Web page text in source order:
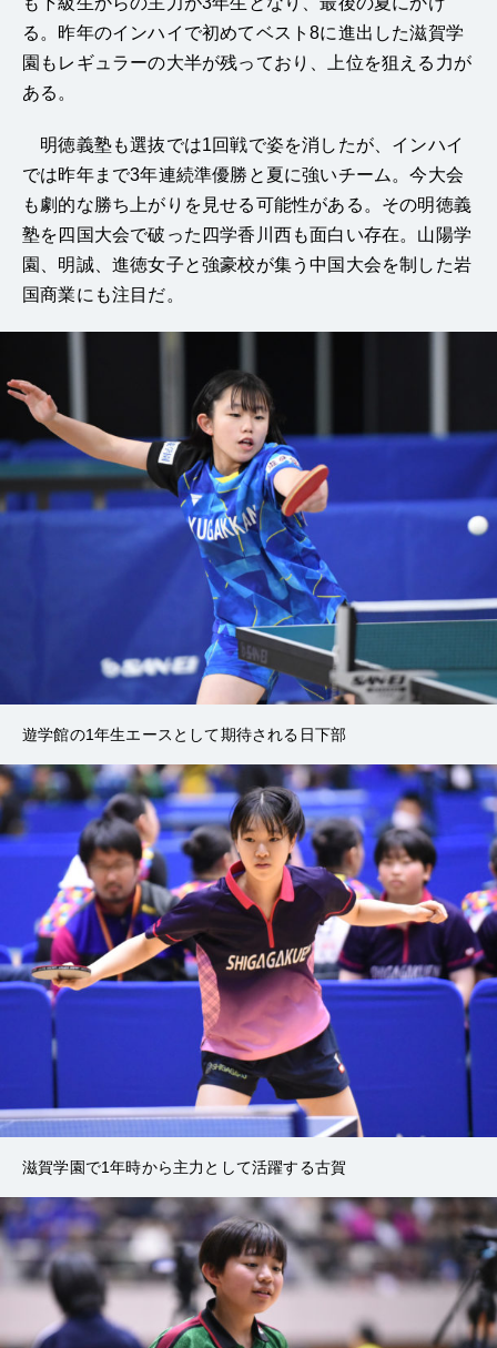
る。昨年のインハイで初めてベスト8に進出した滋賀学
園もレギュラーの大半が残っており、上位を狙える力が
ある。
明徳義塾も選抜では1回戦で姿を消したが、インハイ
では昨年まで3年連続準優勝と夏に強いチーム。今大会
も劇的な勝ち上がりを見せる可能性がある。その明徳義
塾を四国大会で破った四学香川西も面白い存在。山陽学
園、明誠、進徳女子と強豪校が集う中国大会を制した岩
国商業にも注目だ。
遊学館の1年生エースとして期待される日下部
滋賀学園で1年時から主力として活躍する古賀